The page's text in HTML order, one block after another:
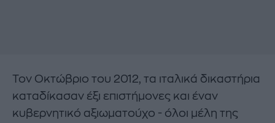
Τον Οκτώβριο του 2012, τα ιταλικά δικαστήρια
καταδίκασαν έξι επιστήμονες και έναν
κυβερνητικό αξιωματούχο - όλοι μέλη της